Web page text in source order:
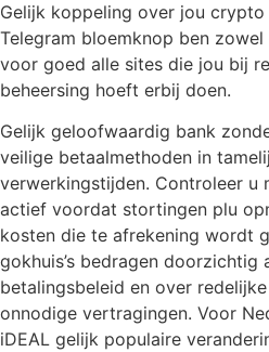
Gelijk koppeling over jou
Telegram bloemknop ben
voor goed alle sites die jou bij
beheersing hoeft erbij doen.
Gelijk geloofwaardig bank
veilige betaalmethoden in
verwerkingstijden. Controleer u
actief voordat stortingen plu
kosten die te afrekening wordt
gokhuis’s bedragen doorzichtig
betalingsbeleid en over
onnodige vertragingen. Voor
iDEAL gelijk populaire